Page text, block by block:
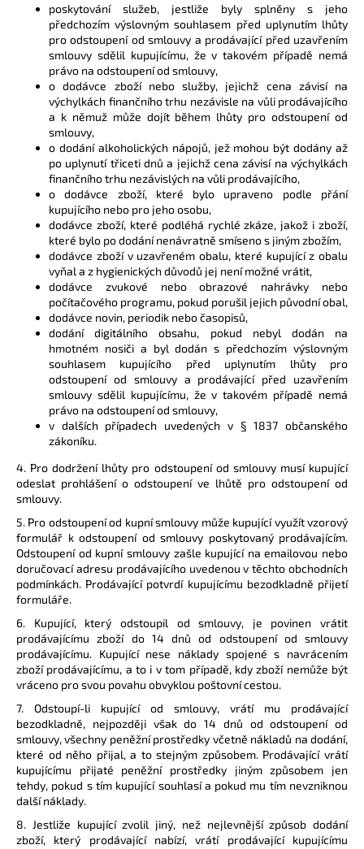
poskytování služeb, jestliže byly splněny s jeho
předchozím výslovným souhlasem před uplynutím lhůty
pro odstoupení od smlouvy a prodávající před uzavřením
smlouvy sdělil kupujícímu, že v takovém případě nemá
právo na odstoupení od smlouvy,
o dodávce zboží nebo služby, jejichž cena závisí na
výchylkách finančního trhu nezávisle na vůli prodávajícího
a k němuž může dojít během lhůty pro odstoupení od
smlouvy,
o dodání alkoholických nápojů, jež mohou být dodány až
po uplynutí třiceti dnů a jejichž cena závisí na výchylkách
finančního trhu nezávislých na vůli prodávajícího,
o dodávce zboží, které bylo upraveno podle přání
kupujícího nebo pro jeho osobu,
dodávce zboží, které podléhá rychlé zkáze, jakož i zboží,
které bylo po dodání nenávratně smíseno s jiným zbožím,
dodávce zboží v uzavřeném obalu, které kupující z obalu
vyňal a z hygienických důvodů jej není možné vrátit,
dodávce zvukové nebo obrazové nahrávky nebo
počítačového programu, pokud porušil jejich původní obal,
dodávce novin, periodik nebo časopisů,
dodání digitálního obsahu, pokud nebyl dodán na
hmotném nosiči a byl dodán s předchozím výslovným
souhlasem kupujícího před uplynutím lhůty pro
odstoupení od smlouvy a prodávající před uzavřením
smlouvy sdělil kupujícímu, že v takovém případě nemá
právo na odstoupení od smlouvy,
v dalších případech uvedených v § 1837 občanského
zákoníku.
4. Pro dodržení lhůty pro odstoupení od smlouvy musí kupující
odeslat prohlášení o odstoupení ve lhůtě pro odstoupení od
smlouvy.
5. Pro odstoupení od kupní smlouvy může kupující využít vzorový
formulář k odstoupení od smlouvy poskytovaný prodávajícím.
Odstoupení od kupní smlouvy zašle kupující na emailovou nebo
doručovací adresu prodávajícího uvedenou v těchto obchodních
podmínkách. Prodávající potvrdí kupujícímu bezodkladně přijetí
formuláře.
6. Kupující, který odstoupil od smlouvy, je povinen vrátit
prodávajícímu zboží do 14 dnů od odstoupení od smlouvy
prodávajícímu. Kupující nese náklady spojené s navrácením
zboží prodávajícímu, a to i v tom případě, kdy zboží nemůže být
vráceno pro svou povahu obvyklou poštovní cestou.
7. Odstoupí-li kupující od smlouvy, vrátí mu prodávající
bezodkladně, nejpozději však do 14 dnů od odstoupení od
smlouvy, všechny peněžní prostředky včetně nákladů na dodání,
které od něho přijal, a to stejným způsobem. Prodávající vrátí
kupujícímu přijaté peněžní prostředky jiným způsobem jen
tehdy, pokud s tím kupující souhlasí a pokud mu tím nevzniknou
další náklady.
8. Jestliže kupující zvolil jiný, než nejlevnější způsob dodání
zboží, který prodávající nabízí, vrátí prodávající kupujícímu